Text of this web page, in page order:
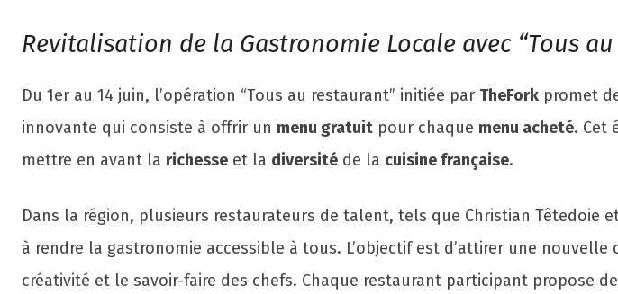
Revitalisation de la Gastronomie Locale avec “Tous
Du 1er au 14 juin, l’opération “Tous au restaurant” initiée par TheFork promet
innovante qui consiste à offrir un menu gratuit pour chaque menu acheté. Cet
mettre en avant la richesse et la diversité de la cuisine française.
Dans la région, plusieurs restaurateurs de talent, tels que Christian
à rendre la gastronomie accessible à tous. L’objectif est d’attirer une
créativité et le savoir-faire des chefs. Chaque restaurant participant propose